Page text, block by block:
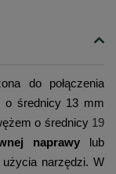
do połączenia
o średnicy 13 mm
o średnicy 19
naprawy lub
narzędzi. W